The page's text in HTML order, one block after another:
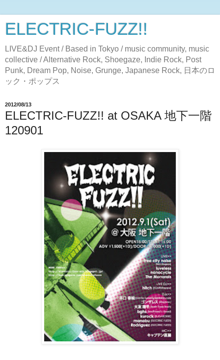
ELECTRIC-FUZZ!!
LIVE&DJ Event / Based in Tokyo / music community, music
collective / Alternative Rock, Shoegaze, Indie Rock, Post
Punk, Dream Pop, Noise, Grunge, Japanese Rock, 日本のロ
ック・ポップス
2012/08/13
ELECTRIC-FUZZ!! at OSAKA 地下一階
120901